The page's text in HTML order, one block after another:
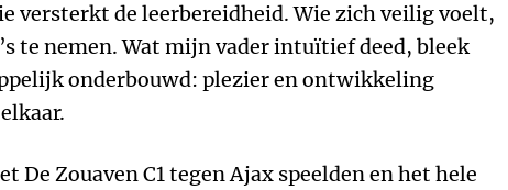
versterkt de leerbereidheid. Wie zich veilig voelt,
te nemen. Wat mijn vader intuïtief deed, bleek
onderbouwd: plezier en ontwikkeling
De Zouaven C1 tegen Ajax speelden en het hele